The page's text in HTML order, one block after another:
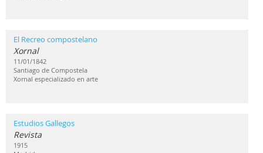
El Recreo compostelano
Xornal
11/01/1842
Santiago de Compostela
Xornal especializado en arte
Estudios Gallegos
Revista
1915